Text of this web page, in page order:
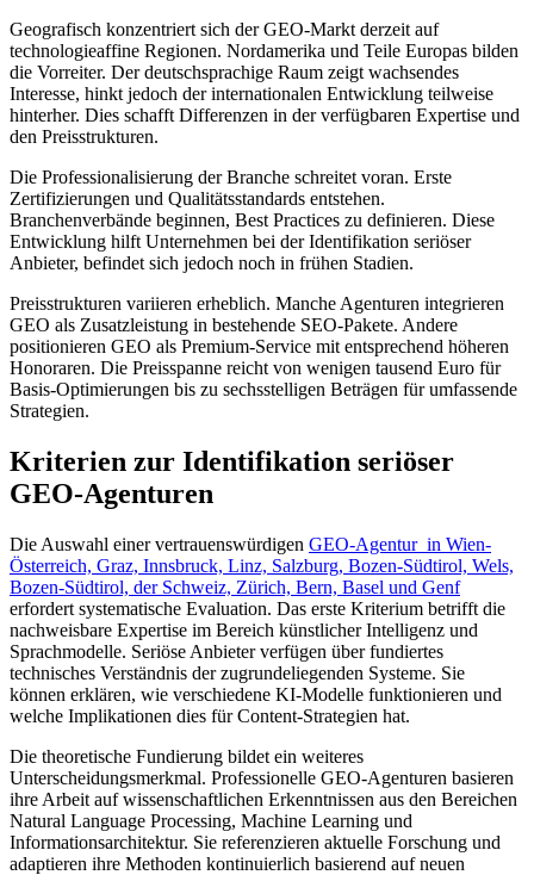
Geografisch konzentriert sich der GEO-Markt derzeit auf
technologieaffine Regionen. Nordamerika und Teile Europas bilden
die Vorreiter. Der deutschsprachige Raum zeigt wachsendes
Interesse, hinkt jedoch der internationalen Entwicklung teilweise
hinterher. Dies schafft Differenzen in der verfügbaren Expertise und
den Preisstrukturen.
Die Professionalisierung der Branche schreitet voran. Erste
Zertifizierungen und Qualitätsstandards entstehen.
Branchenverbände beginnen, Best Practices zu definieren. Diese
Entwicklung hilft Unternehmen bei der Identifikation seriöser
Anbieter, befindet sich jedoch noch in frühen Stadien.
Preisstrukturen variieren erheblich. Manche Agenturen integrieren
GEO als Zusatzleistung in bestehende SEO-Pakete. Andere
positionieren GEO als Premium-Service mit entsprechend höheren
Honoraren. Die Preisspanne reicht von wenigen tausend Euro für
Basis-Optimierungen bis zu sechsstelligen Beträgen für umfassende
Strategien.
Kriterien zur Identifikation seriöser
GEO-Agenturen
Die Auswahl einer vertrauenswürdigen GEO-Agentur in Wien-
Österreich, Graz, Innsbruck, Linz, Salzburg, Bozen-Südtirol, Wels,
Bozen-Südtirol, der Schweiz, Zürich, Bern, Basel und Genf
erfordert systematische Evaluation. Das erste Kriterium betrifft die
nachweisbare Expertise im Bereich künstlicher Intelligenz und
Sprachmodelle. Seriöse Anbieter verfügen über fundiertes
technisches Verständnis der zugrundeliegenden Systeme. Sie
können erklären, wie verschiedene KI-Modelle funktionieren und
welche Implikationen dies für Content-Strategien hat.
Die theoretische Fundierung bildet ein weiteres
Unterscheidungsmerkmal. Professionelle GEO-Agenturen basieren
ihre Arbeit auf wissenschaftlichen Erkenntnissen aus den Bereichen
Natural Language Processing, Machine Learning und
Informationsarchitektur. Sie referenzieren aktuelle Forschung und
adaptieren ihre Methoden kontinuierlich basierend auf neuen